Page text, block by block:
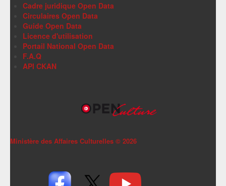
Cadre juridique Open Data
Circulaires Open Data
Guide Open Data
Licence d'utilisation
Portail National Open Data
F.A.Q
API CKAN
Ministère des Affaires Culturelles © 2026